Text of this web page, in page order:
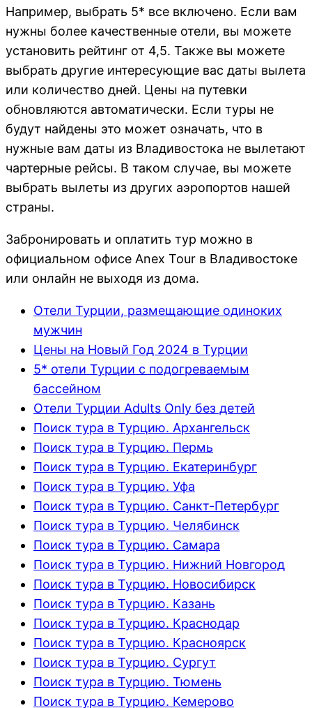
Например, выбрать 5* все включено. Если вам
нужны более качественные отели, вы можете
установить рейтинг от 4,5. Также вы можете
выбрать другие интересующие вас даты вылета
или количество дней. Цены на путевки
обновляются автоматически. Если туры не
будут найдены это может означать, что в
нужные вам даты из Владивостока не вылетают
чартерные рейсы. В таком случае, вы можете
выбрать вылеты из других аэропортов нашей
страны.
Забронировать и оплатить тур можно в
официальном офисе Anex Tour в Владивостоке
или онлайн не выходя из дома.
Отели Турции, размещающие одиноких
мужчин
Цены на Новый Год 2024 в Турции
5* отели Турции с подогреваемым
бассейном
Отели Турции Adults Only без детей
Поиск тура в Турцию. Архангельск
Поиск тура в Турцию. Пермь
Поиск тура в Турцию. Екатеринбург
Поиск тура в Турцию. Уфа
Поиск тура в Турцию. Санкт-Петербург
Поиск тура в Турцию. Челябинск
Поиск тура в Турцию. Самара
Поиск тура в Турцию. Нижний Новгород
Поиск тура в Турцию. Новосибирск
Поиск тура в Турцию. Казань
Поиск тура в Турцию. Краснодар
Поиск тура в Турцию. Красноярск
Поиск тура в Турцию. Сургут
Поиск тура в Турцию. Тюмень
Поиск тура в Турцию. Кемерово